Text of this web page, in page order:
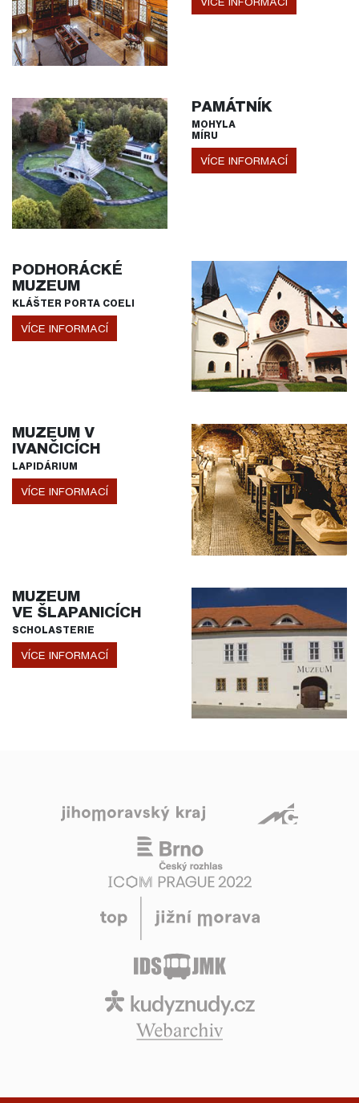
PAMÁTNÍK
MOHYLA
MÍRU
VÍCE INFORMACÍ
PODHORÁCKÉ
MUZEUM
KLÁŠTER PORTA COELI
VÍCE INFORMACÍ
MUZEUM V
IVANČICÍCH
LAPIDÁRIUM
VÍCE INFORMACÍ
MUZEUM
VE ŠLAPANICÍCH
SCHOLASTERIE
VÍCE INFORMACÍ